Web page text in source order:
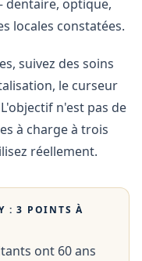
dentaire, optique,
locales constatées.
suivez des soins
le curseur
n'est pas de
à charge à trois
réellement.
: 3 POINTS À
ont 60 ans